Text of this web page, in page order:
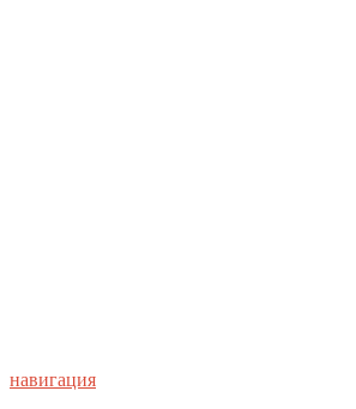
навигация